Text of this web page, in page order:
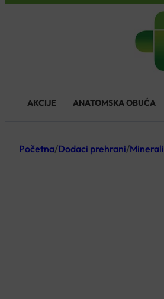
AKCIJE ANATOMSKA OBUĆA
Početna/Dodaci prehrani/Minerali